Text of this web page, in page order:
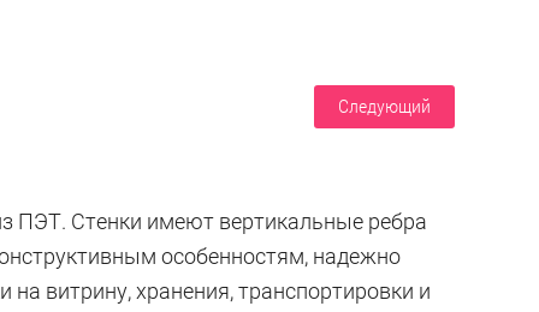
Следующий
ПЭТ. Стенки имеют вертикальные ребра
особенностям, надежно
витрину, хранения, транспортировки и